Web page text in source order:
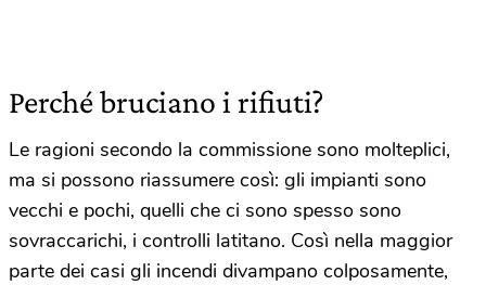
Perché bruciano i rifiuti?
Le ragioni secondo la commissione sono molteplici,
ma si possono riassumere così: gli impianti sono
vecchi e pochi, quelli che ci sono spesso sono
sovraccarichi, i controlli latitano. Così nella maggior
parte dei casi gli incendi divampano colposamente,